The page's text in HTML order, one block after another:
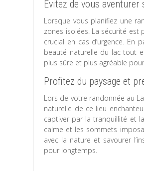
Évitez de vous
Lorsque vous planifiez une
zones isolées. La sécurité
crucial en cas d’urgence. En
beauté naturelle du lac tout
plus sûre et plus agréable
Profitez du paysage et
Lors de votre randonnée au
naturelle de ce lieu
captiver par la tranquillité et
calme et les sommets
avec la nature et savourer
pour longtemps.